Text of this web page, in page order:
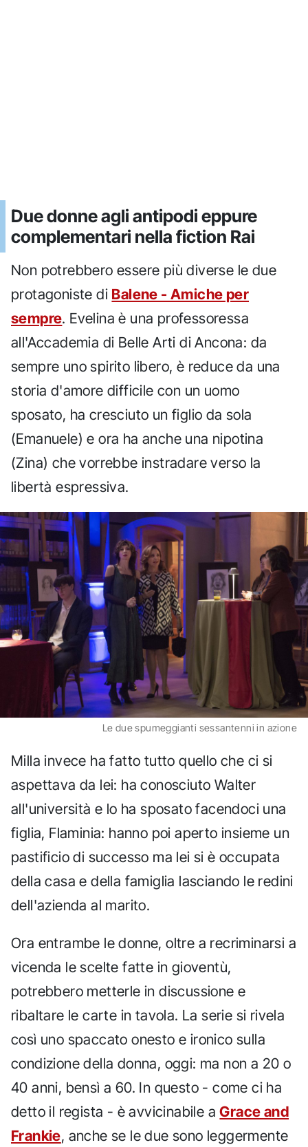
Due donne agli antipodi eppure
complementari nella fiction Rai
Non potrebbero essere più diverse le due
protagoniste di Balene - Amiche per
sempre. Evelina è una professoressa
all'Accademia di Belle Arti di Ancona: da
sempre uno spirito libero, è reduce da una
storia d'amore difficile con un uomo
sposato, ha cresciuto un figlio da sola
(Emanuele) e ora ha anche una nipotina
(Zina) che vorrebbe instradare verso la
libertà espressiva.
Le due spumeggianti sessantenni in azione
Milla invece ha fatto tutto quello che ci si
aspettava da lei: ha conosciuto Walter
all'università e lo ha sposato facendoci una
figlia, Flaminia: hanno poi aperto insieme un
pastificio di successo ma lei si è occupata
della casa e della famiglia lasciando le redini
dell'azienda al marito.
Ora entrambe le donne, oltre a recriminarsi a
vicenda le scelte fatte in gioventù,
potrebbero metterle in discussione e
ribaltare le carte in tavola. La serie si rivela
così uno spaccato onesto e ironico sulla
condizione della donna, oggi: ma non a 20 o
40 anni, bensì a 60. In questo - come ci ha
detto il regista - è avvicinabile aGrace and
Frankie, anche se le due sono leggermente